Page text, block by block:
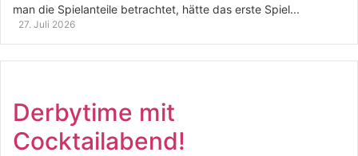
man die Spielanteile betrachtet, hätte das erste Spiel...
27. Juli 2026
Derbytime mit
Cocktailabend!